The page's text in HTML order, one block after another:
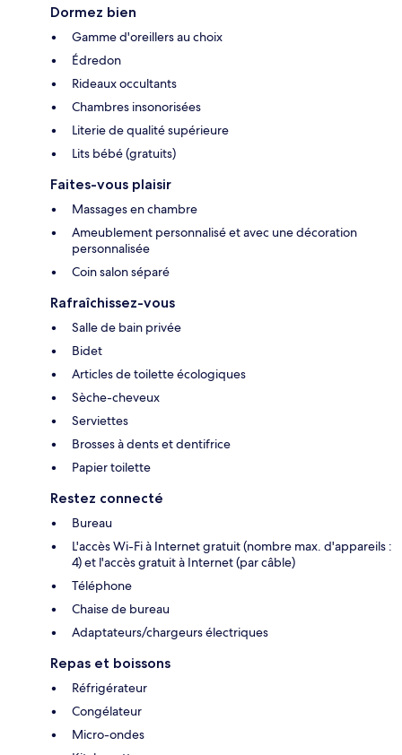
Dormez bien
Gamme d'oreillers au choix
Édredon
Rideaux occultants
Chambres insonorisées
Literie de qualité supérieure
Lits bébé (gratuits)
Faites-vous plaisir
Massages en chambre
Ameublement personnalisé et avec une décoration
personnalisée
Coin salon séparé
Rafraîchissez-vous
Salle de bain privée
Bidet
Articles de toilette écologiques
Sèche-cheveux
Serviettes
Brosses à dents et dentifrice
Papier toilette
Restez connecté
Bureau
L'accès Wi-Fi à Internet gratuit (nombre max. d'appareils :
4) et l'accès gratuit à Internet (par câble)
Téléphone
Chaise de bureau
Adaptateurs/chargeurs électriques
Repas et boissons
Réfrigérateur
Congélateur
Micro-ondes